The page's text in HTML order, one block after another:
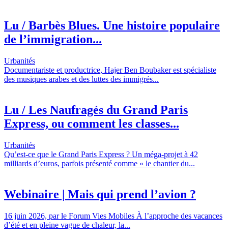
Lu / Barbès Blues. Une histoire populaire
de l’immigration...
Urbanités
Documentariste et productrice, Hajer Ben Boubaker est spécialiste
des musiques arabes et des luttes des immigrés...
Lu / Les Naufragés du Grand Paris
Express, ou comment les classes...
Urbanités
Qu’est-ce que le Grand Paris Express ? Un méga-projet à 42
milliards d’euros, parfois présenté comme « le chantier du...
Webinaire | Mais qui prend l’avion ?
16 juin 2026, par le Forum Vies Mobiles À l’approche des vacances
d’été et en pleine vague de chaleur, la...